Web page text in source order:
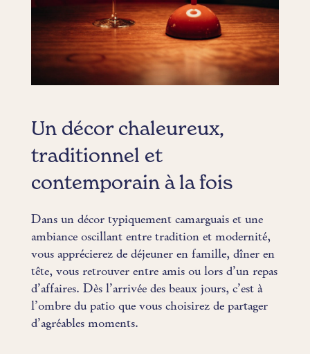
Un décor chaleureux,
traditionnel et
contemporain à la fois
Dans un décor typiquement camarguais et une
ambiance oscillant entre tradition et modernité,
vous apprécierez de déjeuner en famille, dîner en
tête, vous retrouver entre amis ou lors d’un repas
d’affaires. Dès l’arrivée des beaux jours, c’est à
l’ombre du patio que vous choisirez de partager
d’agréables moments.